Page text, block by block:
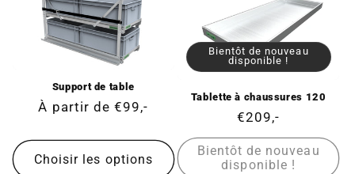
Support de table
Prix
À partir de €99,-
Choisir les options
Bientôt de nouveau
disponible !
Tablette à chaussures 120
Prix
normal
€209,-
Bientôt de nouveau
disponible !